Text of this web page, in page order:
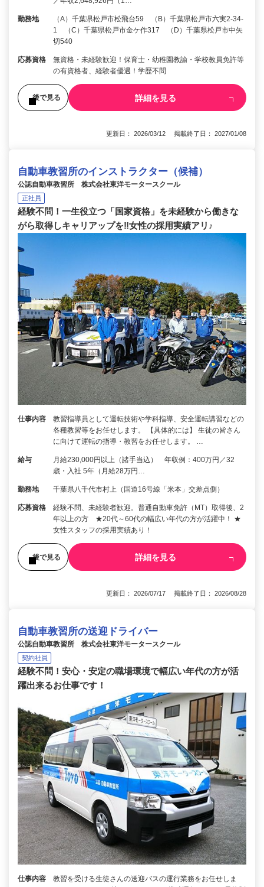
勤務地
（A）千葉県松戸市松飛台59 （B）千葉県松戸市六実2-34-
1 （C）千葉県松戸市金ケ作317 （D）千葉県松戸市中矢
切540
応募資格
無資格・未経験歓迎！保育士・幼稚園教諭・学校教員免許等
の有資格者、経験者優遇！学歴不問
後で見る 詳細を見る
更新日： 2026/03/12 掲載終了日： 2027/01/08
自動車教習所のインストラクター（候補）
公認自動車教習所 株式会社東洋モータースクール
正社員
経験不問！一生役立つ「国家資格」を未経験から働きな
がら取得しキャリアップを‼女性の採用実績アリ♪
仕事内容
教習指導員として運転技術や学科指導、安全運転講習などの
各種教習等をお任せします。 【具体的には】 生徒の皆さん
に向けて運転の指導・教習をお任せします。 …
給与
月給230,000円以上（諸手当込） 年収例：400万円／32
歳・入社 5年（月給28万円…
勤務地 千葉県八千代市村上（国道16号線「米本」交差点側）
応募資格
経験不問、未経験者歓迎。普通自動車免許（MT）取得後、2
年以上の方 ★20代～60代の幅広い年代の方が活躍中！ ★
女性スタッフの採用実績あり！
後で見る 詳細を見る
更新日： 2026/07/17 掲載終了日： 2026/08/28
自動車教習所の送迎ドライバー
公認自動車教習所 株式会社東洋モータースクール
契約社員
経験不問！安心・安定の職場環境で幅広い年代の方が活
躍出来るお仕事です！
仕事内容
教習を受ける生徒さんの送迎バスの運行業務をお任せしま